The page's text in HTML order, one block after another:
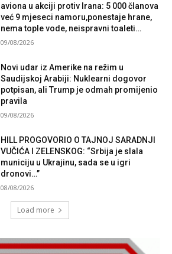
aviona u akciji protiv Irana: 5 000 članova
već 9 mjeseci namoru,ponestaje hrane,
nema tople vode, neispravni toaleti…
09/08/2026
Novi udar iz Amerike na režim u
Saudijskoj Arabiji: Nuklearni dogovor
potpisan, ali Trump je odmah promijenio
pravila
09/08/2026
HILL PROGOVORIO O TAJNOJ SARADNJI
VUČIĆA I ZELENSKOG: “Srbija je slala
municiju u Ukrajinu, sada se u igri
dronovi…”
08/08/2026
Load more